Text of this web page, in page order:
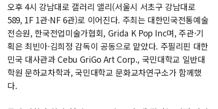
오후 4시 강남대로 갤러리 앨리(서울시 서초구 강남대로
589, 1F 1관·NF 6관)로 이어진다. 주최는 대한민국전통예술
전승원, 한국전업미술가협회, Grida K Pop Inc며, 주관·기
획은 최빈아·김희정 감독이 공동으로 맡았다. 주필리핀 대한
민국 대사관과 Cebu GriGo Art Corp., 국민대학교 일반대
학원 문하교차학과, 국민대학교 문화교차연구소가 함께했
다.